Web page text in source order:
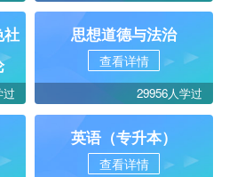
社
过
思想道德与法治
查看详情
29956人学过
英语（专升本）
查看详情